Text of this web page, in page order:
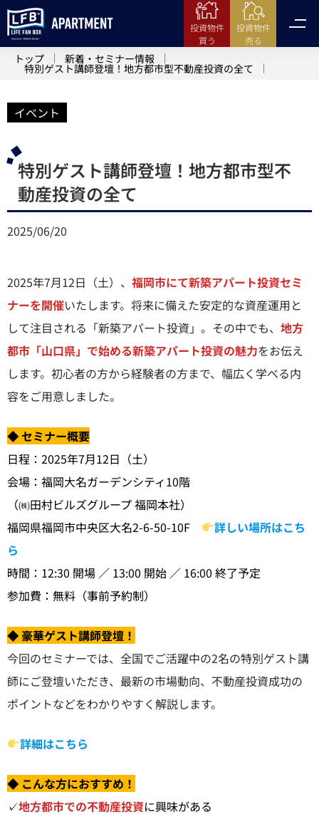
投資物件
買う
投資物件
売る
トップ 新着・セミナー情報
特別ゲスト講師登壇！地方都市型不動産投資の全て
イベント
特別ゲスト講師登壇！地方都市型不
動産投資の全て
2025/06/20
2025年7月12日（土）、 福岡市にて新築アパート投資セミ
ナーを開催いたします。将来に備えた安定的な資産運用と
して注目される「新築アパート投資」。その中でも、 地方
都市「山口県」で始める新築アパート投資の魅力をお伝え
します。初心者の方から経験者の方まで、幅広く学べる内
容をご用意しました。
◆ セミナー概要
日程：2025年7月12日（土）
会場：福岡大名ガーデンシティ10階
（㈱田村ビルズグループ 福岡本社）
福岡県福岡市中央区大名2-6-50-10F
詳しい場所はこち
ら
時間：12:30 開場 ／ 13:00 開始 ／ 16:00 終了予定
参加費：無料（事前予約制）
◆ 豪華ゲスト講師登壇！
今回のセミナーでは、全国でご活躍中の2名の特別ゲスト講
師にご登壇いただき、最新の市場動向、不動産投資成功の
ポイントなどをわかりやすく解説します。
詳細はこちら
◆ こんな方におすすめ！
✓地方都市での不動産投資に興味がある